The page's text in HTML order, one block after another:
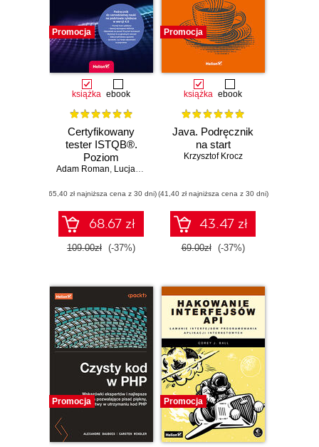
Promocja
książka ebook
Certyfikowany
tester ISTQB®.
Poziom
podstawowy.
Adam Roman, Lucjan Stapp
(65,40 zł najniższa cena z 30 dni)
68.67 zł
109.00zł (-37%)
Promocja
książka ebook
Java. Podręcznik
na start
Krzysztof Krocz
(41,40 zł najniższa cena z 30 dni)
43.47 zł
69.00zł (-37%)
Promocja Promocja